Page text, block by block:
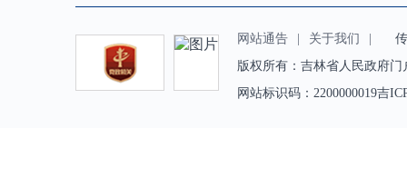
网站通告 关于我们
传
版权所有：吉林省人民政府
网站标识码：2200000019吉